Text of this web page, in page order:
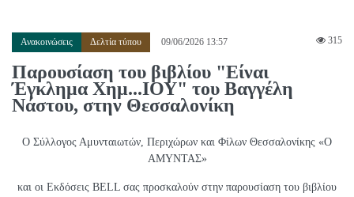
Ανακοινώσεις Δελτία τύπου 09/06/2026 13:57 315
Παρουσίαση του βιβλίου "Είναι
Έγκλημα Χημ...ΙΟΥ" του Βαγγέλη
Νάστου, στην Θεσσαλονίκη
Ο Σύλλογος Αμυνταιωτών, Περιχώρων και Φίλων Θεσσαλονίκης «Ο
ΑΜΥΝΤΑΣ»
και οι Εκδόσεις BELL σας προσκαλούν στην παρουσίαση του βιβλίου